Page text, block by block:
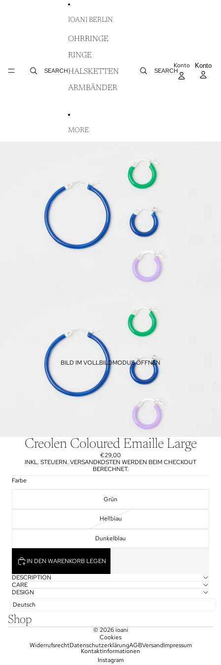
SEARCH
IOANI BERLIN
OHRRINGE
RINGE
HALSKETTEN
ARMBÄNDER
MORE
SEARCH
Konto Konto
BILD IM VOLLBILDMODUS ÖFFNEN
Creolen Coloured Emaille Large
€29,00
INKL. STEUERN. VERSANDKOSTEN WERDEN BEIM CHECKOUT
BERECHNET.
Farbe
Grün
Hellblau
Dunkelblau
IN DEN WARENKORB LEGEN
DESCRIPTION
CARE
DESIGN
Deutsch
Shop
© 2026ioani
Cookies
WiderrufsrechtDatenschutzerklärungAGBVersandImpressum
Kontaktinformationen
Instagram